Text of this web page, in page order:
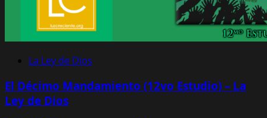
La Ley de Dios
El Décimo Mandamiento (12vo Estudio) – La
Ley de Dios